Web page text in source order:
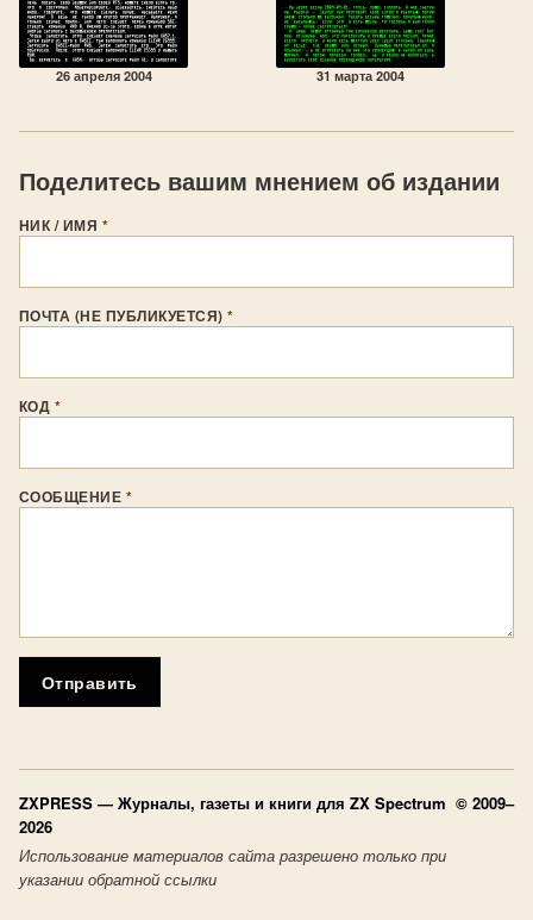
26 апреля 2004 31 марта 2004
Поделитесь вашим мнением об издании
НИК / ИМЯ *
ПОЧТА (НЕ ПУБЛИКУЕТСЯ)*
КОД *
СООБЩЕНИЕ *
Отправить
ZXPRESS — Журналы, газеты и книги для ZX Spectrum © 2009–
2026
Использование материалов сайта разрешено только при
указании обратной ссылки